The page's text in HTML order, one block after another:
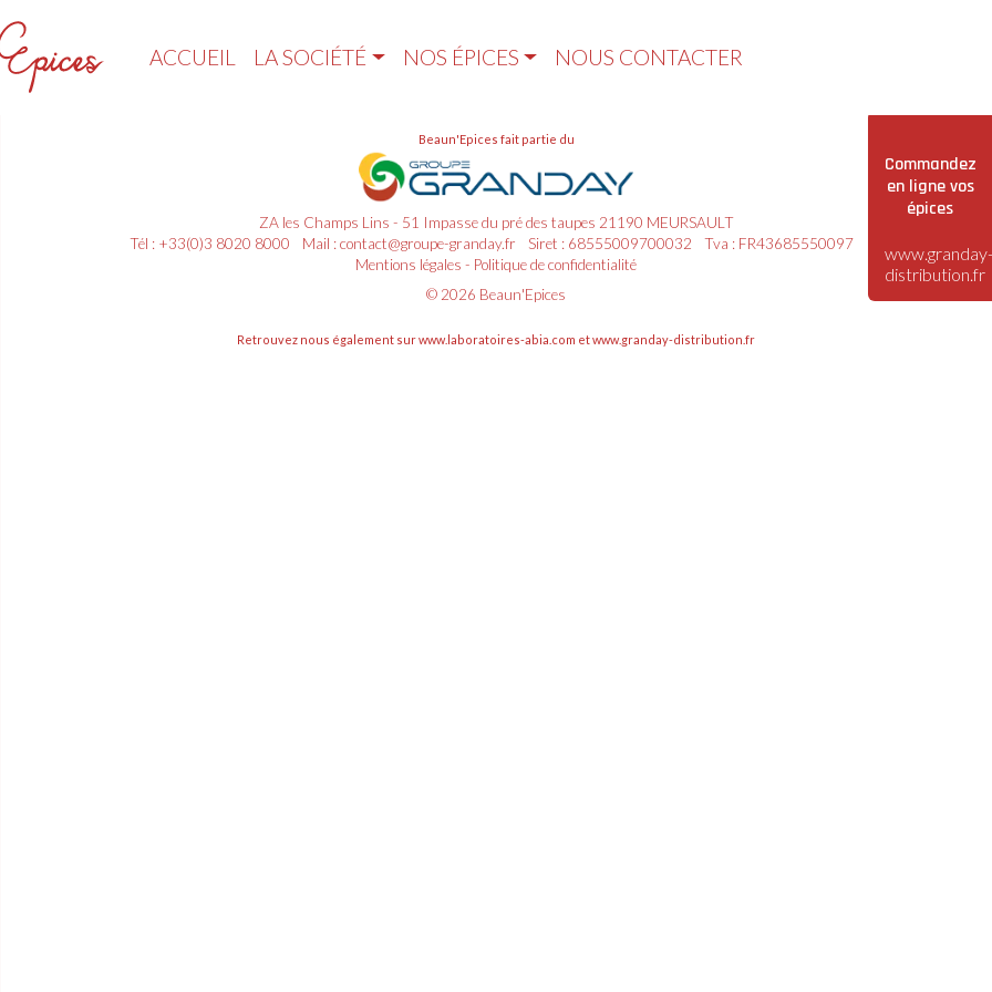
ACCUEIL LA SOCIÉTÉ NOS ÉPICES NOUS CONTACTER
Commandez
en ligne vos
épices
www.granday-
distribution.fr
Beaun'Epices fait partie du
ZA les Champs Lins - 51 Impasse du pré des taupes 21190 MEURSAULT
Tél : +33(0)3 8020 8000
Mail : contact@groupe-granday.fr Siret : 68555009700032
Tva : FR43685550097
Mentions légales - Politique de confidentialité
© 2026 Beaun'Epices
Retrouvez nous également surwww.laboratoires-abia.com etwww.granday-distribution.fr